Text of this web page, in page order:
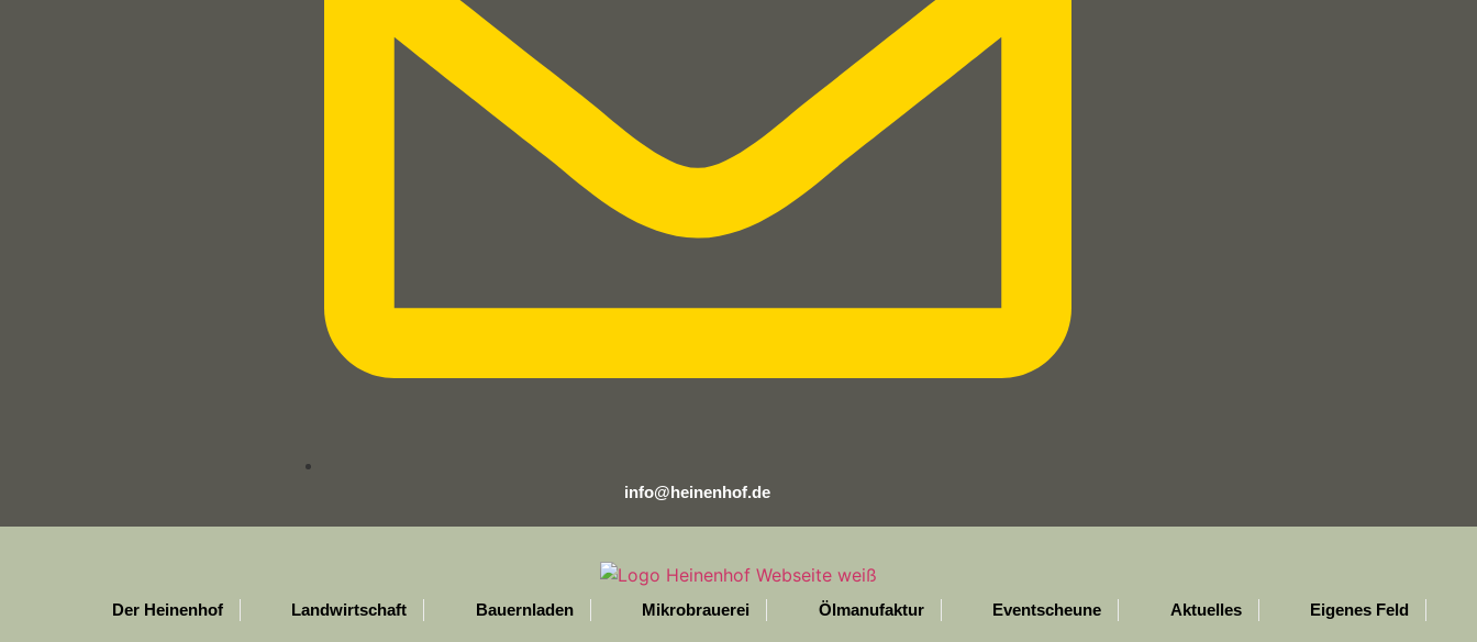
info@heinenhof.de
Der Heinenhof Landwirtschaft Bauernladen Mikrobrauerei Ölmanufaktur Eventscheune Aktuelles Eigenes Feld